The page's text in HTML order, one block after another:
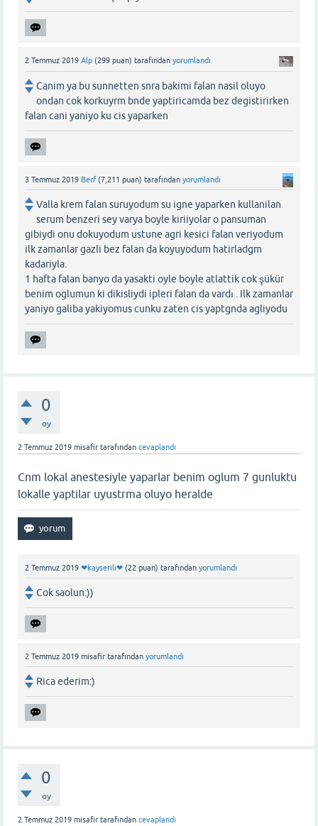
2 Temmuz 2019 Alp (299 puan) tarafından yorumlandı
Canim ya bu sunnetten snra bakimi falan nasil oluyo
ondan cok korkuyrm bnde yaptiricamda bez degistirirken
falan cani yaniyo ku cis yaparken
3 Temmuz 2019 Berf (7,211 puan) tarafından yorumlandı
Valla krem falan suruyodum su igne yaparken kullanilan
serum benzeri sey varya boyle kiriiyolar o pansuman
gibiydi onu dokuyodum ustune agri kesici falan veriyodum
ilk zamanlar gazli bez falan da koyuyodum hatirladgm
kadariyla.
1 hafta falan banyo da yasakti oyle boyle atlattik cok şükür
benim oglumun ki dikisliydi ipleri falan da vardı . Ilk zamanlar
yaniyo galiba yakiyomus cunku zaten cis yaptgnda agliyodu
0
oy
2 Temmuz 2019 misafir tarafından cevaplandı
Cnm lokal anestesiyle yaparlar benim oglum 7 gunluktu
lokalle yaptilar uyustrma oluyo heralde
2 Temmuz 2019 ❤kayserili❤ (22 puan) tarafından yorumlandı
Cok saolun:))
2 Temmuz 2019 misafir tarafından yorumlandı
Rica ederim:)
0
oy
2 Temmuz 2019 misafir tarafından cevaplandı